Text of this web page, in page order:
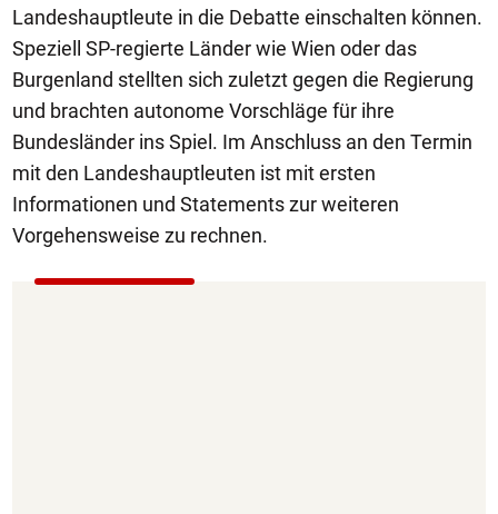
Landeshauptleute in die Debatte einschalten können.
Speziell SP-regierte Länder wie Wien oder das
Burgenland stellten sich zuletzt gegen die Regierung
und brachten autonome Vorschläge für ihre
Bundesländer ins Spiel. Im Anschluss an den Termin
mit den Landeshauptleuten ist mit ersten
Informationen und Statements zur weiteren
Vorgehensweise zu rechnen.